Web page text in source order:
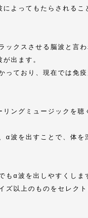
よってもたらされるこ
クスさせる脳波と言わ
出ます。
っており、現在では免
ングミュージックを
α波を出すことで、体
もα波を出しやすくし
以上のものをセレクト